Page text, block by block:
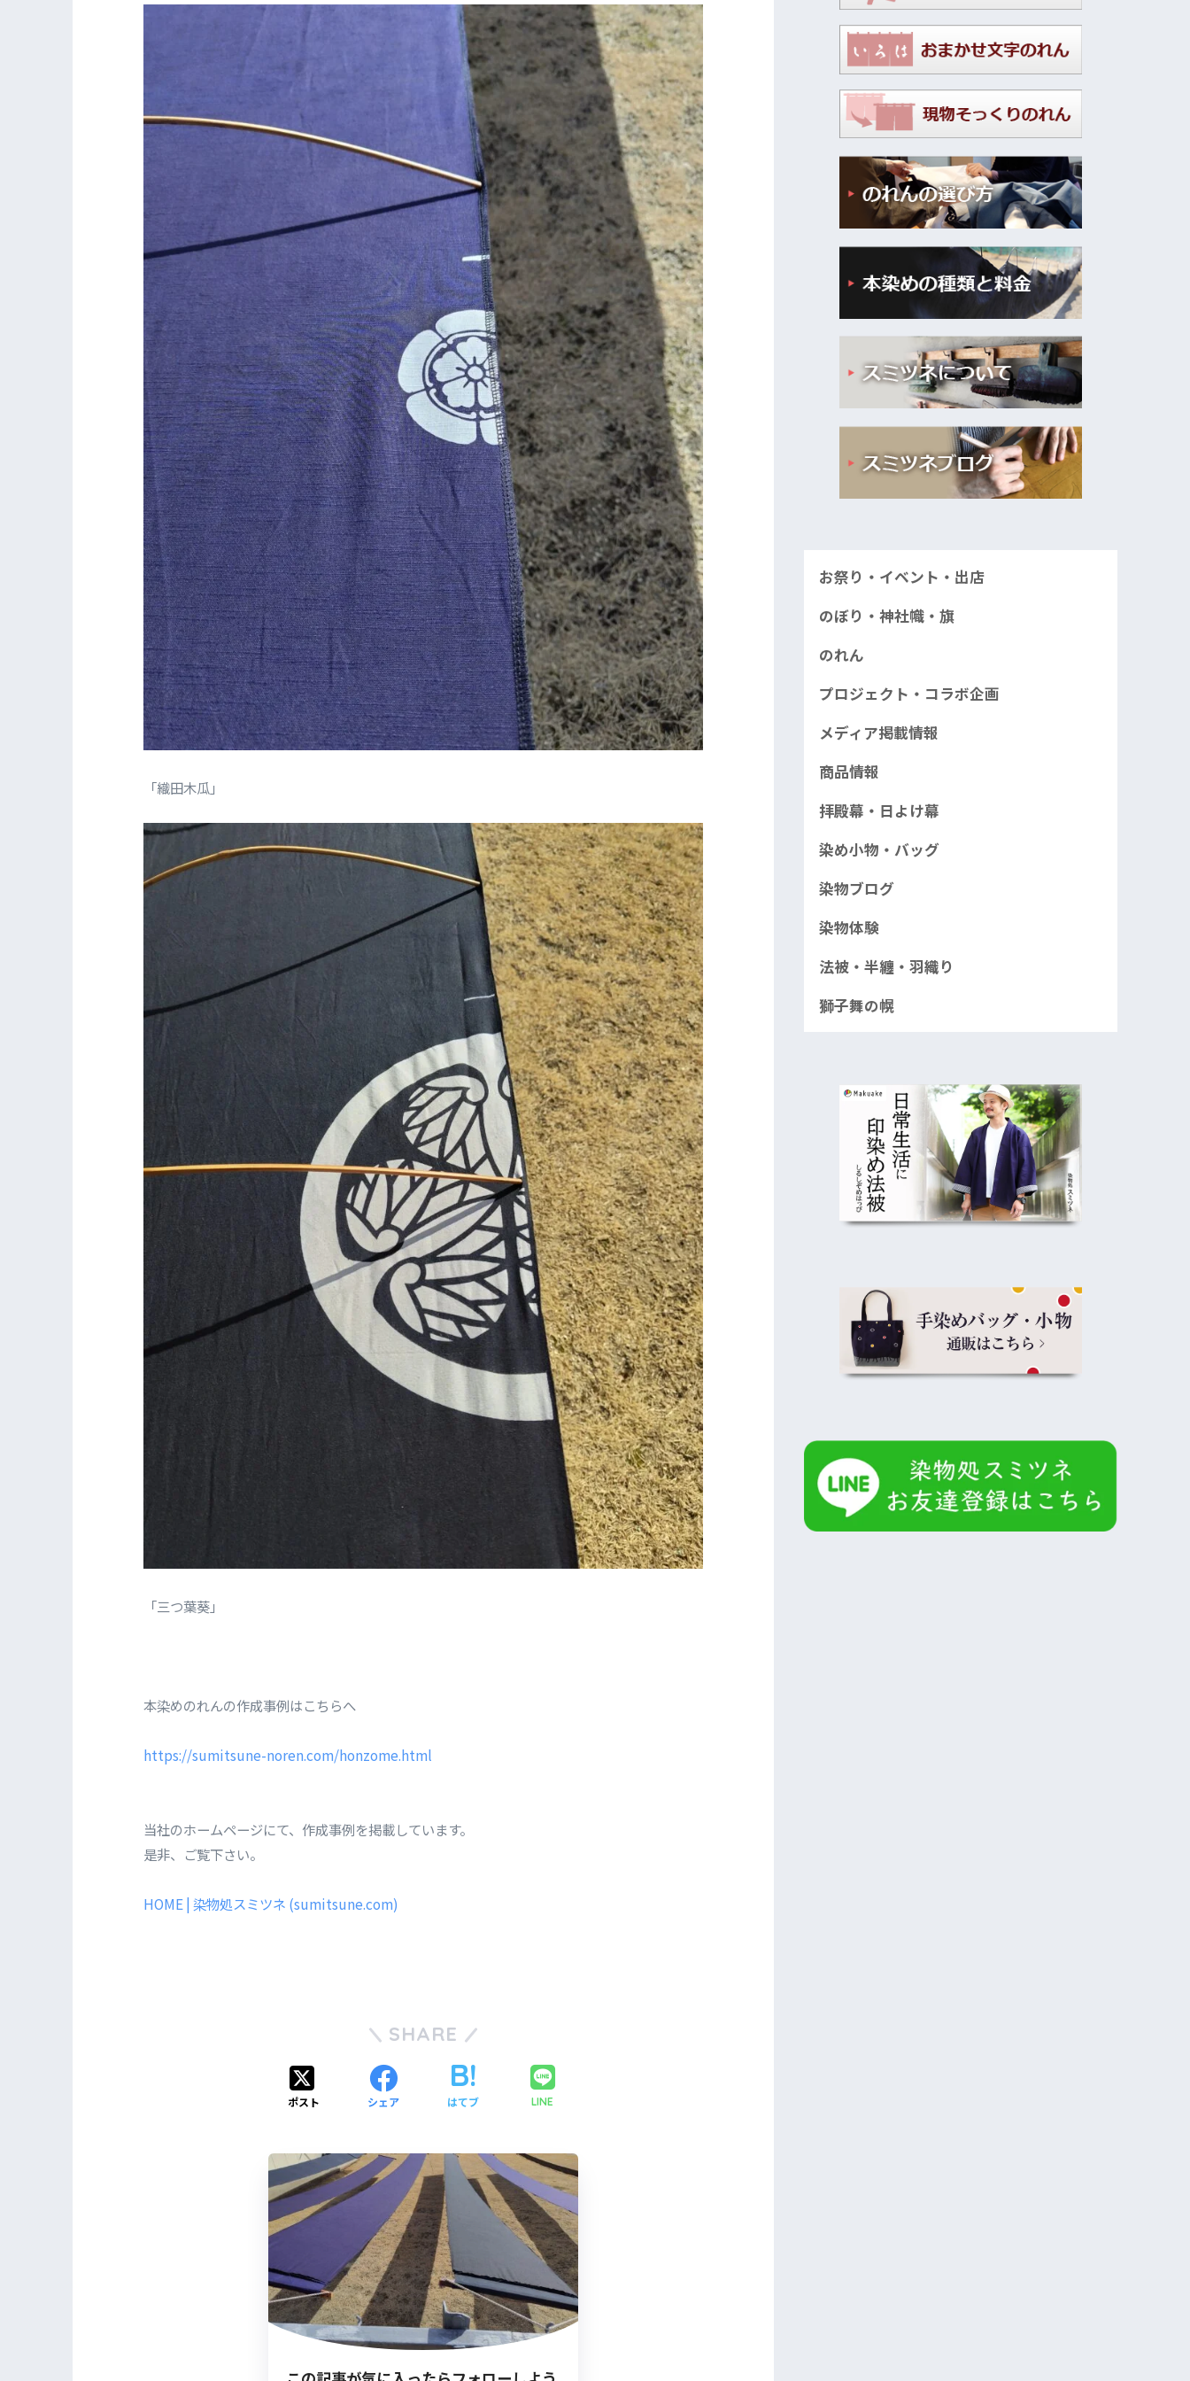
「織田木瓜」
「三つ葉葵」
本染めのれんの作成事例はこちらへ
https://sumitsune-noren.com/honzome.html
当社のホームページにて、作成事例を掲載しています。
是非、ご覧下さい。
HOME | 染物処スミツネ (sumitsune.com)
SHARE
ポスト シェア はてブ LINE
お祭り・イベント・出店
のぼり・神社幟・旗
のれん
プロジェクト・コラボ企画
メディア掲載情報
商品情報
拝殿幕・日よけ幕
染め小物・バッグ
染物ブログ
染物体験
法被・半纏・羽織り
獅子舞の幌